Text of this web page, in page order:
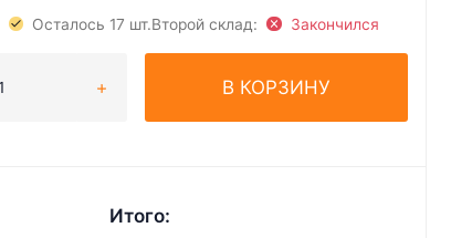
Осталось 17 шт.Второй склад: Закончился
В КОРЗИНУ
Итого: